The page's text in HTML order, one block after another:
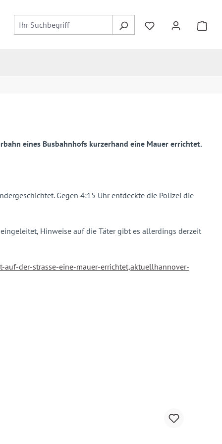
eines Busbahnhofs kurzerhand eine Mauer errichtet.
Gegen 4:15 Uhr entdeckte die Polizei die
Hinweise auf die Täter gibt es allerdings derzeit
der-strasse-eine-mauer-errichtet,aktuellhannover-